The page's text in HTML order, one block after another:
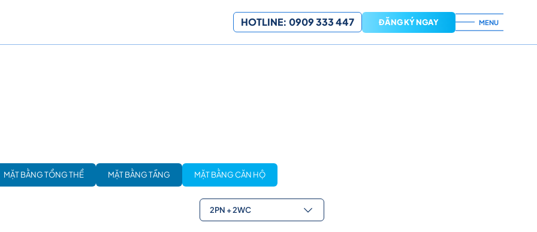
HOTLINE: 0909 333 447 ĐĂNG KÝ NGAY MENU
MẶT BẰNG TỔNG THỂ MẶT BẰNG TẦNG MẶT BẰNG CĂN HỘ
2PN + 2WC